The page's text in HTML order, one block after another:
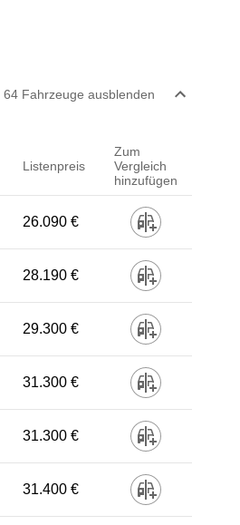
64Fahrzeuge ausblenden
Listenpreis
Zum
Vergleich
hinzufügen
26.090 €
28.190 €
29.300 €
31.300 €
31.300 €
31.400 €